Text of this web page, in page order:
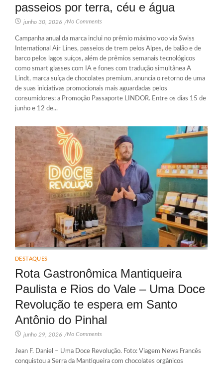
passeios por terra, céu e água
junho 30, 2026 /No Comments
Campanha anual da marca inclui no prêmio máximo voo via Swiss
International Air Lines, passeios de trem pelos Alpes, de balão e de
barco pelos lagos suíços, além de prêmios semanais tecnológicos
como smart glasses com IA e fones com tradução simultânea A
Lindt, marca suíça de chocolates premium, anuncia o retorno de uma
de suas iniciativas promocionais mais aguardadas pelos
consumidores: a Promoção Passaporte LINDOR. Entre os dias 15 de
junho e 12 de...
DESTAQUES
Rota Gastronômica Mantiqueira
Paulista e Rios do Vale – Uma Doce
Revolução te espera em Santo
Antônio do Pinhal
junho 29, 2026 /No Comments
Jean F. Daniel – Uma Doce Revolução. Foto: Viagem News Francês
conquistou a Serra da Mantiqueira com chocolates orgânicos